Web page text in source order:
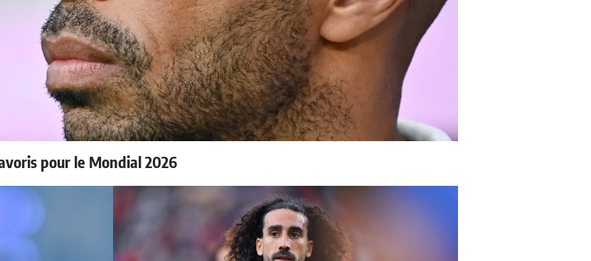
pour le Mondial 2026